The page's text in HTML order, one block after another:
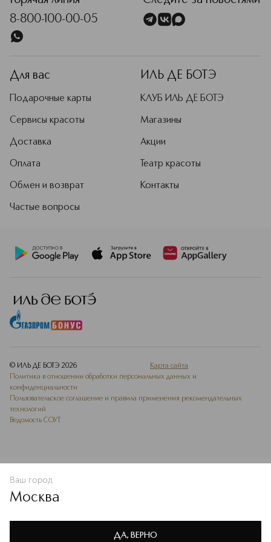
Политике конфиденциальности
Подробнее
В КОРЗИНУ
8-800-100-00-05
Для вас
Подарочные карты
Сервисы красоты
Доставка
Оплата
Обмен и возврат
Частые вопросы
ИЛЬ ДЕ БОТЭ
КЛУБ ИЛЬ ДЕ БОТЭ
Магазины
Акции
Театр красоты
Контакты
© ИЛЬ ДЕ БОТЭ 2026
Карта сайта
Политика в отношении обработки персональных данных и
конфиденциальности
Пользовательское соглашение и правила применения рекомендательных
технологий
Ведомость СОУТ
Ваш город
Москва
ДА, ВЕРНО